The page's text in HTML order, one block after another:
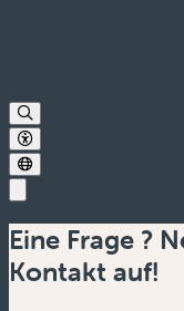
Eine Frage ?
Kontakt auf!